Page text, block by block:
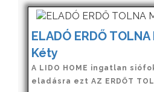
ELADÓ ERDŐ TOLNA
Kéty
A LIDO HOME ingatlan
eladásra ezt AZ ERDŐT